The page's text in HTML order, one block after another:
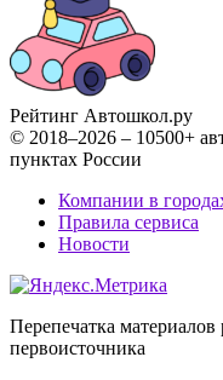
Рейтинг Автошкол.ру
© 2018–2026 – 10500+
пунктах России
Компании в
Правила сервиса
Новости
Перепечатка материалов
первоисточника